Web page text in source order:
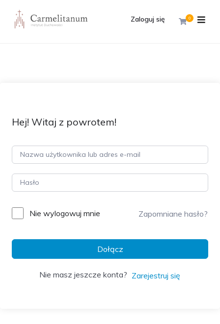
0
Zaloguj się
Hej! Witaj z powrotem!
Nie wylogowuj mnie Zapomniane hasło?
Dołącz
Nie masz jeszcze konta? Zarejestruj się